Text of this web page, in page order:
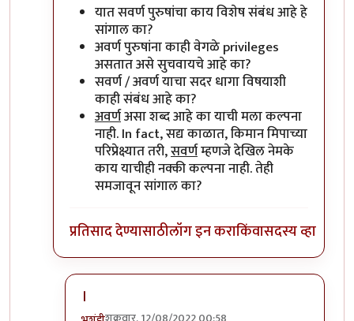
यात सवर्ण पुरुषांचा काय विशेष संबंध आहे हे
सांगाल का?
अवर्ण पुरुषांना काही वेगळे privileges
असतात असे सुचवायचे आहे का?
सवर्ण / अवर्ण याचा सदर धागा विषयाशी
काही संबंध आहे का?
अवर्णअसा शब्द आहे का याची मला कल्पना
नाही. In fact, सद्य काळात, किमान मिपाच्या
परिप्रेक्ष्यात तरी,सवर्णम्हणजे देखिल नेमके
काय याचीही नक्की कल्पना नाही. तेही
समजावून सांगाल का?
प्रतिसाद देण्यासाठीलॉग इन कराकिंवासदस्य व्हा
।